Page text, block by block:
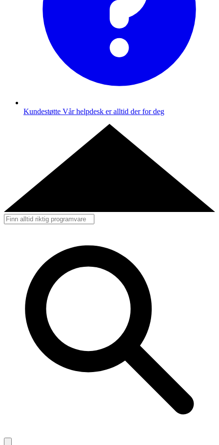
Kundestøtte Vår helpdesk er alltid der for deg